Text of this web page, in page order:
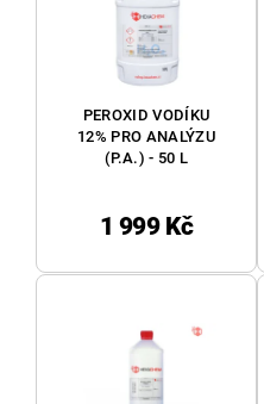
PEROXID VODÍKU
12% PRO ANALÝZU
(P.A.) - 50 L
1 999 Kč